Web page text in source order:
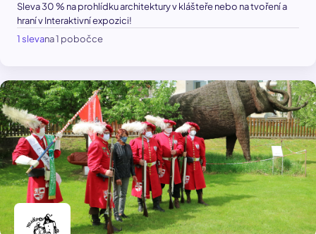
Sleva 30 % na prohlídku architektury v klášteře nebo na tvoření a
hraní v Interaktivní expozici!
1 slevana 1 pobočce